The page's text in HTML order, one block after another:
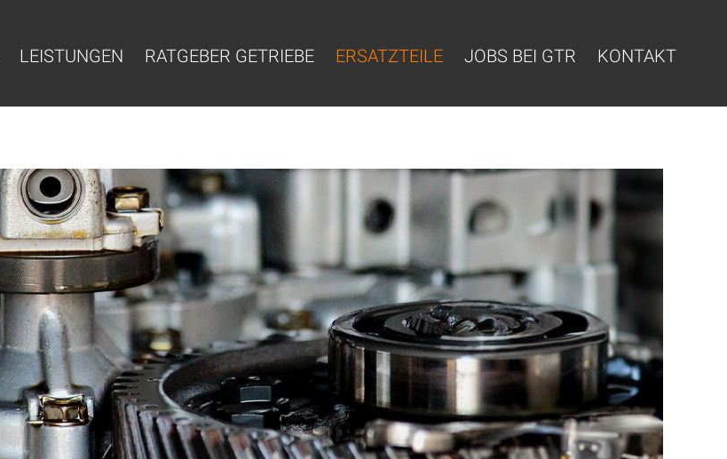
LEISTUNGEN RATGEBER GETRIEBE ERSATZTEILE JOBS BEI GTR KONTAKT